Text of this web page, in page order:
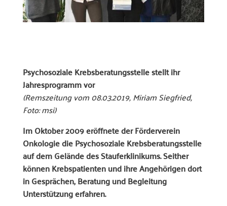
Psychosoziale Krebsberatungsstelle stellt ihr
Jahresprogramm vor
(Remszeitung vom 08.03.2019, Miriam Siegfried,
Foto: msi)
Im Oktober 2009 eröffnete der Förderverein
Onkologie die Psychosoziale Krebsberatungsstelle
auf dem Gelände des Stauferklinikums. Seither
können Krebspatienten und ihre Angehörigen dort
in Gesprächen, Beratung und Begleitung
Unterstützung erfahren.